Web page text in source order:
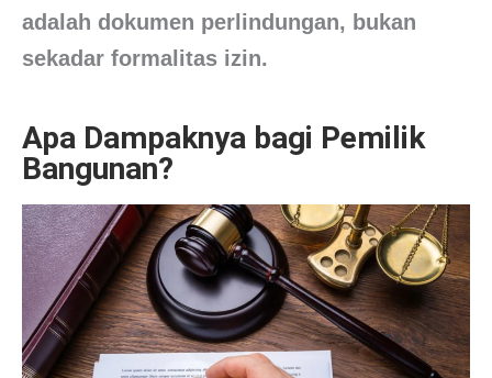
adalah dokumen perlindungan, bukan
sekadar formalitas izin.
Apa Dampaknya bagi Pemilik
Bangunan?